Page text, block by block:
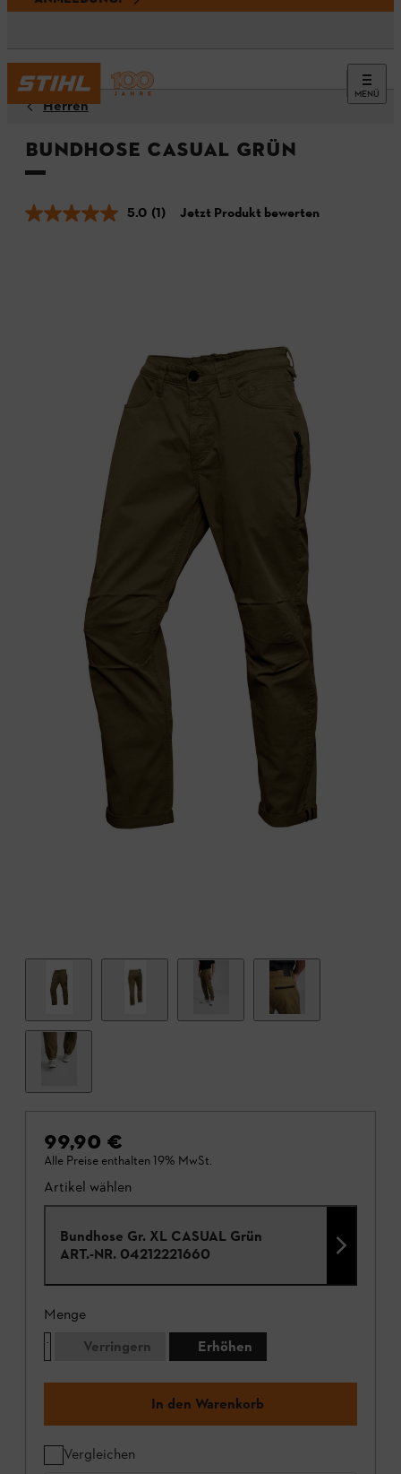
MENÜ
Herren
Bundhose CASUAL Grün
5.0 (1) Jetzt Produkt bewerten
99,90 €
Alle Preise enthalten 19% MwSt.
Artikel wählen
Bundhose Gr. XL CASUAL Grün
ART.-NR. 04212221660
Menge
Verringern
Erhöhen
In den Warenkorb
Vergleichen